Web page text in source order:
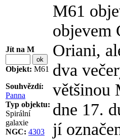
Jít na M
Objekt: M61
Souhvězdí:
Panna
Typ objektu:
Spirální
galaxie
NGC: 4303
M61
objevem
Oriani,
dva
většinou
dne 17.
jí